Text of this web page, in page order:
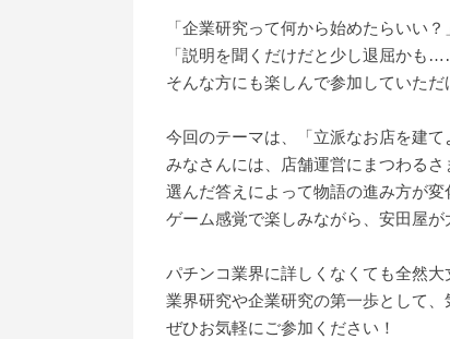
「企業研究って何から始めたらいい？
「説明を聞くだけだと少し退屈かも
そんな方にも楽しんで参加していた
今回のテーマは、「立派なお店を建て
みなさんには、店舗運営にまつわるさ
選んだ答えによって物語の進み方が
ゲーム感覚で楽しみながら、安田屋
パチンコ業界に詳しくなくても全然大
業界研究や企業研究の第一歩として
ぜひお気軽にご参加ください！